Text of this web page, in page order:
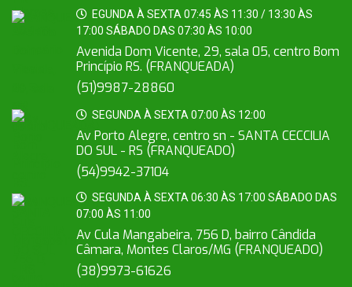
EGUNDA À SEXTA 07:45 ÀS 11:30 / 13:30 ÀS
17:00 SÁBADO DAS 07:30 ÀS 10:00
Avenida Dom Vicente, 29, sala 05, centro Bom
Princípio RS. (FRANQUEADA)
(51)9987-28860
SEGUNDA À SEXTA 07:00 ÀS 12:00
Av Porto Alegre, centro sn - SANTA CECCILIA
DO SUL - RS (FRANQUEADO)
(54)9942-37104
SEGUNDA À SEXTA 06:30 ÀS 17:00 SÁBADO DAS
07:00 ÀS 11:00
Av Cula Mangabeira, 756 D, bairro Cândida
Câmara, Montes Claros/MG (FRANQUEADO)
(38)9973-61626